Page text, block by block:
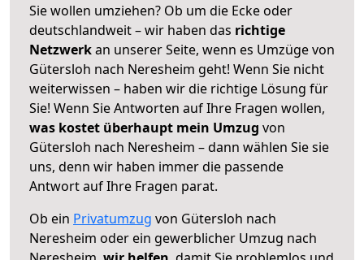
Sie wollen umziehen? Ob um die Ecke oder
deutschlandweit – wir haben das richtige
Netzwerkan unserer Seite, wenn es Umzüge von
Gütersloh nach Neresheim geht! Wenn Sie nicht
weiterwissen – haben wir die richtige Lösung für
Sie! Wenn Sie Antworten auf Ihre Fragen wollen,
was kostet überhaupt mein Umzug von
Gütersloh nach Neresheim – dann wählen Sie sie
uns, denn wir haben immer die passende
Antwort auf Ihre Fragen parat.
Ob ein Privatumzug von Gütersloh nach
Neresheim oder ein gewerblicher Umzug nach